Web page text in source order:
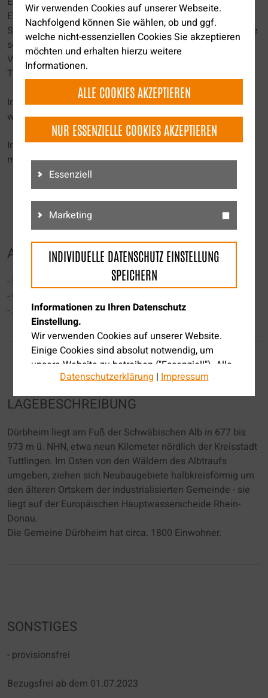
Elternschlafzimmer sowie die Kinderzimmer. In diesem
Stock liegt auch das Tageslichtbad mit Dusche und Wanne
sowie ebenfalls ein separat gelegenes WC.
Von diesem Stock gibt es einen direkten Zugang zur
Terrasse.
Im Untergeschoss befindet sich die Garage sowie zwei
weitere Räumlichkeiten zum lagern.
Interesse geweckt? Wir freuen uns auf eine Besichtigung
mit Ihnen vor Ort.
AUSSTATTUNG
- Einbauküche
- Garage 50 €
- zweiter Stellplatz nach Absprache möglich
LAGEBESCHREIBUNG
Dürbheim liegt am Fuß der Schwäbischen Alb in 677 bis
973 m ü. NHN, etwa neun Kilometer nördlich der Kreisstadt
Tuttlingen. Im Osten von den Wäldern des Albtraufs
umgeben, ziehen sich Neubaugebiete halbkreisförmig um
den älteren Ortskern der industrialisierten Gemeinde - sie
liegt auf der Europäischen Hauptwasserscheide Rhein-
Donau.
Die Gemeine Dürbheim hat circa. 1800 Einwohner.
SONSTIGES
- provisionsfrei
Bezugsfrei ab dem 01.07.2023
Wir verwenden Cookies auf unserer Webseite.
Nachfolgend können Sie wählen, ob und ggf.
welche nicht-essenziellen Cookies Sie akzeptieren
möchten und erhalten hierzu weitere
Informationen.
ALLE COOKIES AKZEPTIEREN
NUR ESSENZIELLE COOKIES AKZEPTIEREN
Essenziell
Marketing
INDIVIDUELLE DATENSCHUTZ EINSTELLUNG
SPEICHERN
Informationen zu Ihren Datenschutz
Einstellung.
Wir verwenden Cookies auf unserer Website.
Einige Cookies sind absolut notwendig, um
unsere Website zu betreiben ("Essenziell"). Alle
anderen Cookies werden nur gesetzt, wenn Sie
ihrer Verwendung zustimmen.
Akkordeon-Elementen können Sie wählen, ob
Sie "nur wesentliche Cookies ", "alle Cookies
akzeptieren" oder "individuelle Datenschutz
Einstellung speichern" möchten.
Die Zustimmung zur Verwendung von nicht
essentiellen Cookies ist freiwillig. Sie können
Ihre Einstellungen auch nachträglich über die
Es besteht insbesondere das Risiko, dass Ihre
Daten von US-Behörden zu Kontroll- und
Überwachungszwecken, möglicherweise ohne
Rechtsmittel, verarbeitet werden. Wenn Sie auf
"Nur essenzielle Cookies akzeptieren" klicken,
findet die oben beschriebene Übertragung nicht
Datenschutzerklärung |Impressum